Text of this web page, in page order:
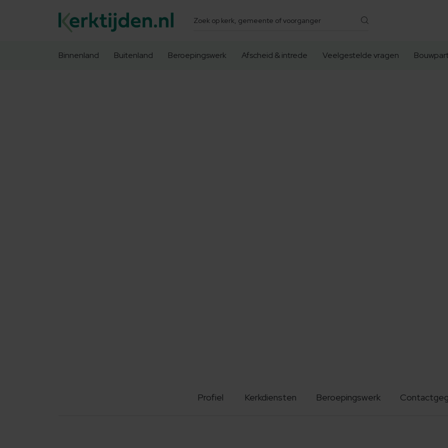
Zoeken
Binnenland Buitenland Beroepingswerk Afscheid & intrede Veelgestelde vragen
Profiel Kerkdiensten Beroepingswerk